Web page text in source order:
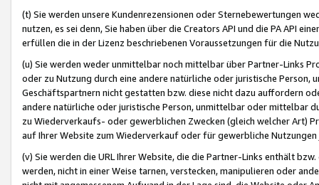
(t) Sie werden unsere Kundenrezensionen oder Sternebewertungen
nutzen, es sei denn, Sie haben über die Creators API und die PA API
erfüllen die in der Lizenz beschriebenen Voraussetzungen für die
(u) Sie werden weder unmittelbar noch mittelbar über Partner-Links
oder zu Nutzung durch eine andere natürliche oder juristische
Geschäftspartnern nicht gestatten bzw. diese nicht dazu auffordern
andere natürliche oder juristische Person, unmittelbar oder mittelbar
zu Wiederverkaufs- oder gewerblichen Zwecken (gleich welcher Art)
auf Ihrer Website zum Wiederverkauf oder für gewerbliche
(v) Sie werden die URL Ihrer Website, die die Partner-Links enthält
werden, nicht in einer Weise tarnen, verstecken, manipulieren oder